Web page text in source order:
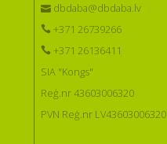
dbdaba@dbdaba.lv
+371 26739266
+371 26136411
SIA "Kongs"
Reģ.nr 43603006320
PVN Reģ.nr LV43603006320